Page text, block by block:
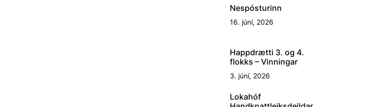
Nespósturinn
16. júní, 2026
Happdrætti 3. og 4.
flokks – Vinningar
3. júní, 2026
Lokahóf